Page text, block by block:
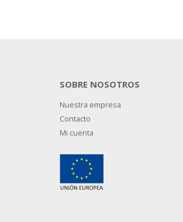
SOBRE NOSOTROS
Nuestra empresa
Contacto
Mi cuenta